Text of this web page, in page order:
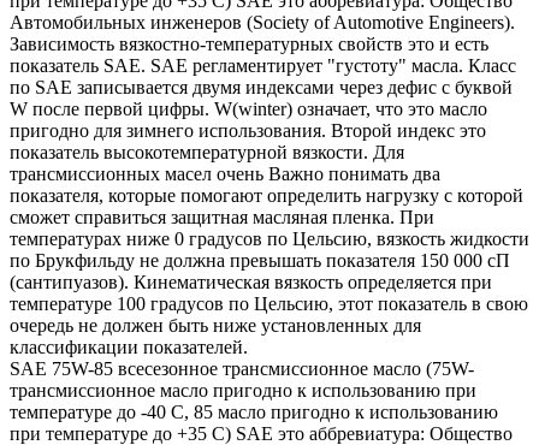
Автомобильных инженеров (Society of Automotive Engineers).
Зависимость вязкостно-температурных свойств это и есть
показатель SAE. SAE регламентирует "густоту" масла. Класс
по SAE записывается двумя индексами через дефис с буквой
W после первой цифры. W(winter) означает, что это масло
пригодно для зимнего использования. Второй индекс это
показатель высокотемпературной вязкости. Для
трансмиссионных масел очень Важно понимать два
показателя, которые помогают определить нагрузку с которой
сможет справиться защитная масляная пленка. При
температурах ниже 0 градусов по Цельсию, вязкость жидкости
по Брукфильду не должна превышать показателя 150 000 сП
(сантипуазов). Кинематическая вязкость определяется при
температуре 100 градусов по Цельсию, этот показатель в свою
очередь не должен быть ниже установленных для
классификации показателей.
SAE 75W-85 всесезонное трансмиссионное масло (75W-
трансмиссионное масло пригодно к использованию при
температуре до -40 С, 85 масло пригодно к использованию
при температуре до +35 С) SAE это аббревиатура: Общество